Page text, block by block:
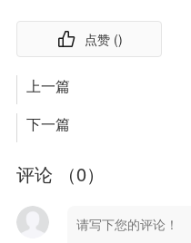
点赞 ()
上一篇
下一篇
评论 （0）